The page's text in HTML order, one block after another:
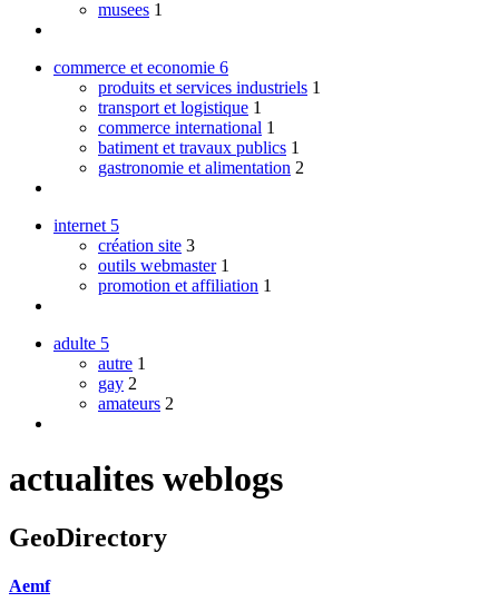
musees 1
commerce et economie 6
produits et services industriels 1
transport et logistique 1
commerce international 1
batiment et travaux publics 1
gastronomie et alimentation 2
internet 5
création site 3
outils webmaster 1
promotion et affiliation 1
adulte 5
autre 1
gay 2
amateurs 2
actualites weblogs
GeoDirectory
Aemf